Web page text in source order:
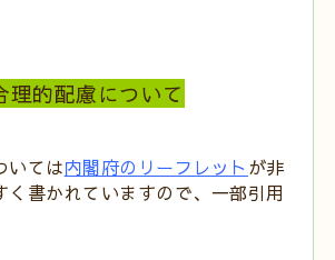
理的配慮について
いては内閣府のリーフレット が非
く書かれていますので、一部引用